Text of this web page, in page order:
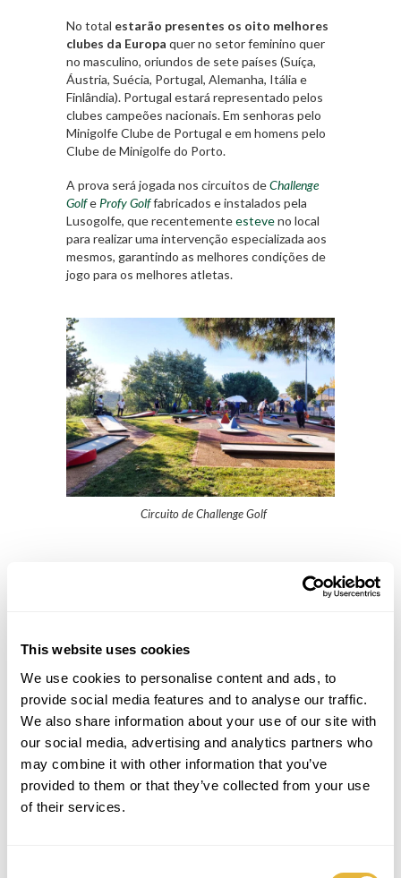
This website uses cookies
We use cookies to personalise content and ads, to
provide social media features and to analyse our traffic.
We also share information about your use of our site with
our social media, advertising and analytics partners who
may combine it with other information that you’ve
provided to them or that they’ve collected from your use
of their services.
No total estarão presentes os oito melhores
clubes da Europa quer no setor feminino quer
no masculino, oriundos de sete países (Suíça,
Áustria, Suécia, Portugal, Alemanha, Itália e
Finlândia). Portugal estará representado pelos
clubes campeões nacionais. Em senhoras pelo
Minigolfe Clube de Portugal e em homens pelo
Clube de Minigolfe do Porto.
A prova será jogada nos circuitos deChallenge
Golfe Profy Golffabricados e instalados pela
Lusogolfe, que recentementeesteveno local
para realizar uma intervenção especializada aos
mesmos, garantindo as melhores condições de
jogo para os melhores atletas.
Circuito de Challenge Golf
Circuito de Profy Golf